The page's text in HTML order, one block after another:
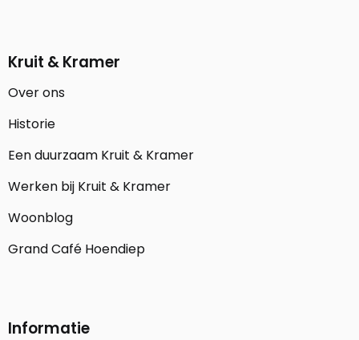
Kruit & Kramer
Over ons
Historie
Een duurzaam Kruit & Kramer
Werken bij Kruit & Kramer
Woonblog
Grand Café Hoendiep
Informatie